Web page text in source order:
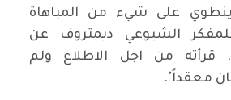
على شيء من المباهاة
الشيوعي ديمتروف عن
قرأته من اجل الاطلاع ولم
معقداً".